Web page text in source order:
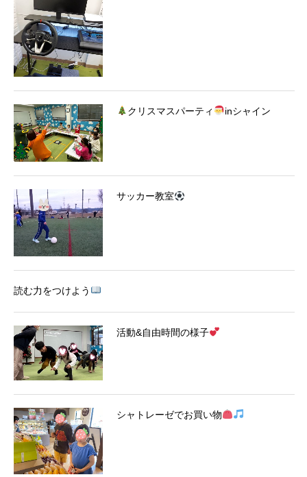
クリスマスパーティ inシャイン
サッカー教室
読む力をつけよう
活動&自由時間の様子
シャトレーゼでお買い物